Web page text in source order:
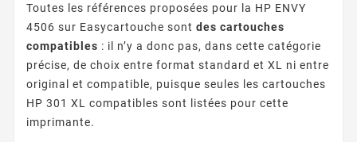
Toutes les références proposées pour la HP ENVY
4506 sur Easycartouche sont des cartouches
compatibles : il n’y a donc pas, dans cette catégorie
précise, de choix entre format standard et XL ni entre
original et compatible, puisque seules les cartouches
HP 301 XL compatibles sont listées pour cette
imprimante.